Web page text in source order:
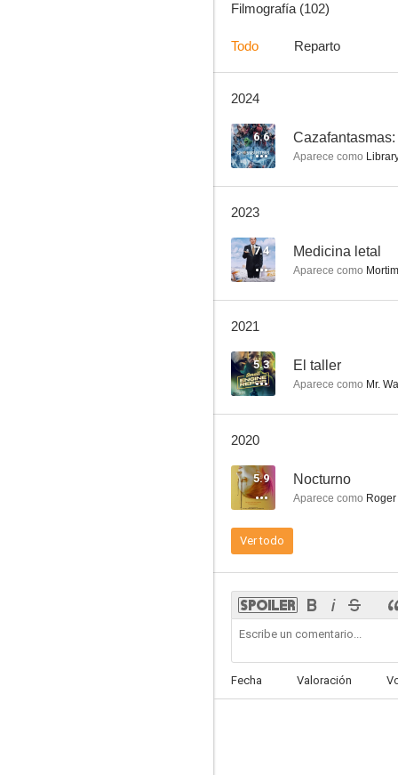
7.6
Filmografía (102)
Todo Reparto
2024
6.6
Aparece como
2023
7.4 Medicina letal
Aparece como
2021
5.3 El taller
Aparece como Mr.
2020
5.9 Nocturno
Aparece como Roger
Ver todo
Fecha Valoración